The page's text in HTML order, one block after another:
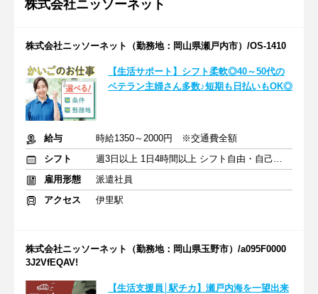
株式会社ニッソーネット
株式会社ニッソーネット（勤務地：岡山県瀬戸内市）/OS-1410
【生活サポート】シフト柔軟◎40～50代の
ベテラン主婦さん多数♪短期も日払いもOK◎
給与
時給1350～2000円 ※交通費全額
シフト
週3日以上 1日4時間以上 シフト自由・自己申告
雇用形態
派遣社員
アクセス
伊里駅
株式会社ニッソーネット（勤務地：岡山県玉野市）/a095F0000
3J2VfEQAV!
【生活支援員│駅チカ】瀬戸内海を一望出来